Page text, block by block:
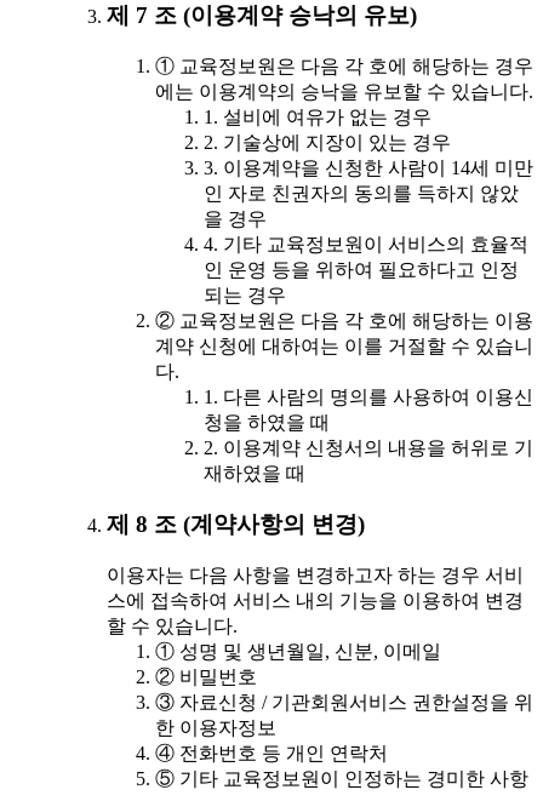
제 7 조 (이용계약 승낙의 유보)
① 교육정보원은 다음 각 호에 해당하는 경우
에는 이용계약의 승낙을 유보할 수 있습니다.
1. 설비에 여유가 없는 경우
2. 기술상에 지장이 있는 경우
3. 이용계약을 신청한 사람이 14세 미만
인 자로 친권자의 동의를 득하지 않았
을 경우
4. 기타 교육정보원이 서비스의 효율적
인 운영 등을 위하여 필요하다고 인정
되는 경우
② 교육정보원은 다음 각 호에 해당하는 이용
계약 신청에 대하여는 이를 거절할 수 있습니
다.
1. 다른 사람의 명의를 사용하여 이용신
청을 하였을 때
2. 이용계약 신청서의 내용을 허위로 기
재하였을 때
제 8 조 (계약사항의 변경)
이용자는 다음 사항을 변경하고자 하는 경우 서비
스에 접속하여 서비스 내의 기능을 이용하여 변경
할 수 있습니다.
① 성명 및 생년월일, 신분, 이메일
② 비밀번호
③ 자료신청 / 기관회원서비스 권한설정을 위
한 이용자정보
④ 전화번호 등 개인 연락처
⑤ 기타 교육정보원이 인정하는 경미한 사항